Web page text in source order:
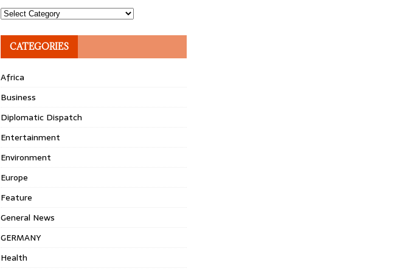
Topics
CATEGORIES
Africa
Business
Diplomatic Dispatch
Entertainment
Environment
Europe
Feature
General News
GERMANY
Health